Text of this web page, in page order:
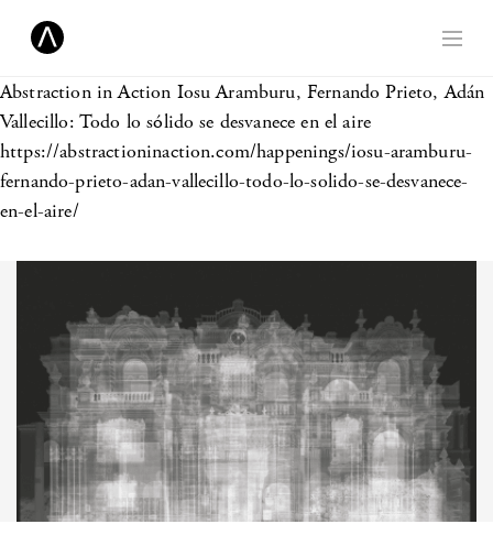
Abstraction in Action Iosu Aramburu, Fernando Prieto, Adán
Vallecillo: Todo lo sólido se desvanece en el aire
https://abstractioninaction.com/happenings/iosu-aramburu-
fernando-prieto-adan-vallecillo-todo-lo-solido-se-desvanece-
en-el-aire/